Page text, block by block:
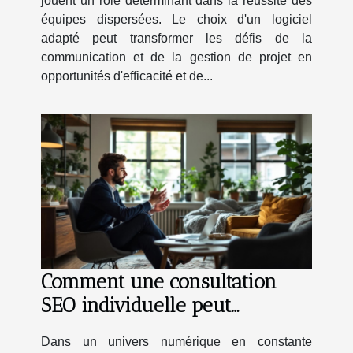
équipes dispersées. Le choix d'un logiciel
adapté peut transformer les défis de la
communication et de la gestion de projet en
opportunités d'efficacité et de...
Comment une consultation
SEO individuelle peut
Dans un univers numérique en constante